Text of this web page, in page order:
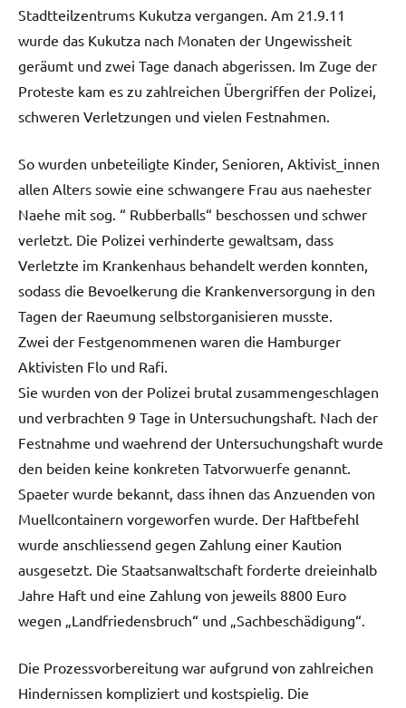
Stadtteilzentrums Kukutza vergangen. Am 21.9.11
wurde das Kukutza nach Monaten der Ungewissheit
geräumt und zwei Tage danach abgerissen. Im Zuge der
Proteste kam es zu zahlreichen Übergriffen der Polizei,
schweren Verletzungen und vielen Festnahmen.
So wurden unbeteiligte Kinder, Senioren, Aktivist_innen
allen Alters sowie eine schwangere Frau aus naehester
Naehe mit sog. “ Rubberballs“ beschossen und schwer
verletzt. Die Polizei verhinderte gewaltsam, dass
Verletzte im Krankenhaus behandelt werden konnten,
sodass die Bevoelkerung die Krankenversorgung in den
Tagen der Raeumung selbstorganisieren musste.
Zwei der Festgenommenen waren die Hamburger
Aktivisten Flo und Rafi.
Sie wurden von der Polizei brutal zusammengeschlagen
und verbrachten 9 Tage in Untersuchungshaft. Nach der
Festnahme und waehrend der Untersuchungshaft wurde
den beiden keine konkreten Tatvorwuerfe genannt.
Spaeter wurde bekannt, dass ihnen das Anzuenden von
Muellcontainern vorgeworfen wurde. Der Haftbefehl
wurde anschliessend gegen Zahlung einer Kaution
ausgesetzt. Die Staatsanwaltschaft forderte dreieinhalb
Jahre Haft und eine Zahlung von jeweils 8800 Euro
wegen „Landfriedensbruch“ und „Sachbeschädigung“.
Die Prozessvorbereitung war aufgrund von zahlreichen
Hindernissen kompliziert und kostspielig. Die